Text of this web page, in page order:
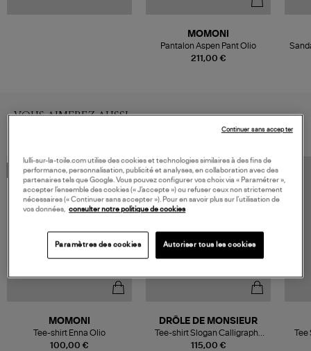
211,00 €
MOMONI
Pantalon Aspen Pant Olio
VOUS AIMEREZ AUSSI
MADE IN EUROPE
100,00 €
MOMONI
Tee-shirt Enna Olio
MADE IN EUROPE
115,00 €
DRÔLE DE MONSIEUR
Tee-shirt Slogan Calligraphy
Light Green
lulli-sur-la-toile.com utilise des cookies et technologies similaires à des fins de
performance, personnalisation, publicité et analyses, en collaboration avec des
partenaires tels que Google. Vous pouvez configurer vos choix via « Paramétrer »,
accepter l’ensemble des cookies (« J’accepte ») ou refuser ceux non strictement
nécessaires (« Continuer sans accepter »). Pour en savoir plus sur l’utilisation de
vos données,
consulter notre politique de cookies
Paramètres des cookies Autoriser tous les cookies
Continuer sans accepter